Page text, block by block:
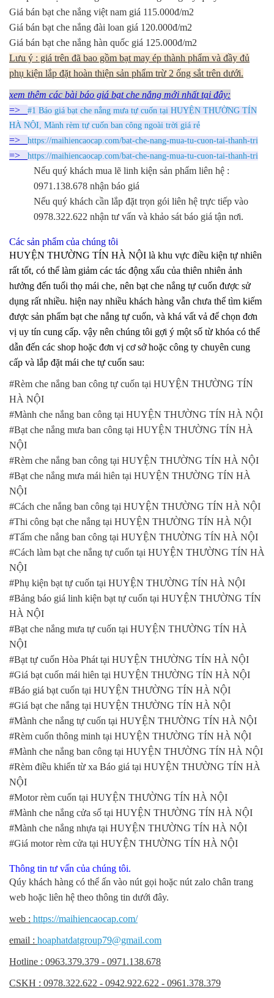
Giá bán bạt che nắng việt nam giá 115.000đ/m2
Giá bán bạt che nắng đài loan giá 120.000đ/m2
Giá bán bạt che nắng hàn quốc giá 125.000đ/m2
Lưu ý : giá trên đã bao gồm bạt may ép thành phẩm và đầy đủ
phụ kiện lắp đặt hoàn thiện sản phẩm trừ 2 ống sắt trên dưới.
xem thêm các bài báo giá bạt che nắng mới nhất tại đây:
=> #1 Báo giá bạt che nắng mưa tự cuốn tại HUYỆN THƯỜNG TÍN
HÀ NỘI, Mành rèm tự cuốn ban công ngoài trời giá rẻ
=> https://maihiencaocap.com/bat-che-nang-mua-tu-cuon-tai-thanh-tri
=> https://maihiencaocap.com/bat-che-nang-mua-tu-cuon-tai-thanh-tri
Nếu quý khách mua lẽ linh kiện sản phẩm liên hệ :
0971.138.678 nhận báo giá
Nếu quý khách cần lắp đặt trọn gói liên hệ trực tiếp vào
0978.322.622 nhận tư vấn và khảo sát báo giá tận nơi.
Các sản phẩm của chúng tôi
HUYỆN THƯỜNG TÍN HÀ NỘI là khu vực điều kiện tự nhiên
rất tốt, có thể làm giảm các tác động xấu của thiên nhiên ảnh
hưởng đến tuổi thọ mái che, nên bạt che nắng tự cuốn được sử
dụng rất nhiều. hiện nay nhiều khách hàng vẫn chưa thể tìm kiếm
được sản phẩm bạt che nắng tự cuốn, và khá vất vả để chọn đơn
vị uy tín cung cấp. vậy nên chúng tôi gợi ý một số từ khóa có thể
dẫn đến các shop hoặc đơn vị cơ sở hoặc công ty chuyên cung
cấp và lắp đặt mái che tự cuốn sau:
#Rèm che nắng ban công tự cuốn tại HUYỆN THƯỜNG TÍN
HÀ NỘI
#Mành che nắng ban công tại HUYỆN THƯỜNG TÍN HÀ NỘI
#Bạt che nắng mưa ban công tại HUYỆN THƯỜNG TÍN HÀ
NỘI
#Rèm che nắng ban công tại HUYỆN THƯỜNG TÍN HÀ NỘI
#Bạt che nắng mưa mái hiên tại HUYỆN THƯỜNG TÍN HÀ
NỘI
#Cách che nắng ban công tại HUYỆN THƯỜNG TÍN HÀ NỘI
#Thi công bạt che nắng tại HUYỆN THƯỜNG TÍN HÀ NỘI
#Tấm che nắng ban công tại HUYỆN THƯỜNG TÍN HÀ NỘI
#Cách làm bạt che nắng tự cuốn tại HUYỆN THƯỜNG TÍN HÀ
NỘI
#Phụ kiện bạt tự cuốn tại HUYỆN THƯỜNG TÍN HÀ NỘI
#Bảng báo giá linh kiện bạt tự cuốn tại HUYỆN THƯỜNG TÍN
HÀ NỘI
#Bạt che nắng mưa tự cuốn tại HUYỆN THƯỜNG TÍN HÀ
NỘI
#Bạt tự cuốn Hòa Phát tại HUYỆN THƯỜNG TÍN HÀ NỘI
#Giá bạt cuốn mái hiên tại HUYỆN THƯỜNG TÍN HÀ NỘI
#Báo giá bạt cuốn tại HUYỆN THƯỜNG TÍN HÀ NỘI
#Giá bạt che nắng tại HUYỆN THƯỜNG TÍN HÀ NỘI
#Mành che nắng tự cuốn tại HUYỆN THƯỜNG TÍN HÀ NỘI
#Rèm cuốn thông minh tại HUYỆN THƯỜNG TÍN HÀ NỘI
#Mành che nắng ban công tại HUYỆN THƯỜNG TÍN HÀ NỘI
#Rèm điều khiển từ xa Báo giá tại HUYỆN THƯỜNG TÍN HÀ
NỘI
#Motor rèm cuốn tại HUYỆN THƯỜNG TÍN HÀ NỘI
#Mành che nắng cửa sổ tại HUYỆN THƯỜNG TÍN HÀ NỘI
#Mành che nắng nhựa tại HUYỆN THƯỜNG TÍN HÀ NỘI
#Giá motor rèm cửa tại HUYỆN THƯỜNG TÍN HÀ NỘI
Thông tin tư vấn của chúng tôi.
Qúy khách hàng có thể ấn vào nút gọi hoặc nút zalo chân trang
web hoặc liên hệ theo thông tin dưới đây.
web : https://maihiencaocap.com/
email : hoaphatdatgroup79@gmail.com
Hotline : 0963.379.379 - 0971.138.678
CSKH : 0978.322.622 - 0942.922.622 - 0961.378.379